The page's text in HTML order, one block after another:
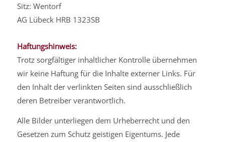
Sitz: Wentorf
AG Lübeck HRB 1323SB
Haftungshinweis:
Trotz sorgfältiger inhaltlicher Kontrolle übernehmen
wir keine Haftung für die Inhalte externer Links. Für
den Inhalt der verlinkten Seiten sind ausschließlich
deren Betreiber verantwortlich.
Alle Bilder unterliegen dem Urheberrecht und den
Gesetzen zum Schutz geistigen Eigentums. Jede